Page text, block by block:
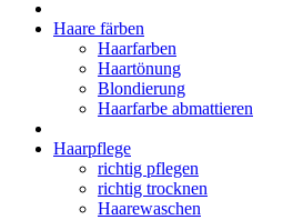
Haare färben
Haarfarben
Haartönung
Blondierung
Haarfarbe abmattieren
Haarpflege
richtig pflegen
richtig trocknen
Haarewaschen